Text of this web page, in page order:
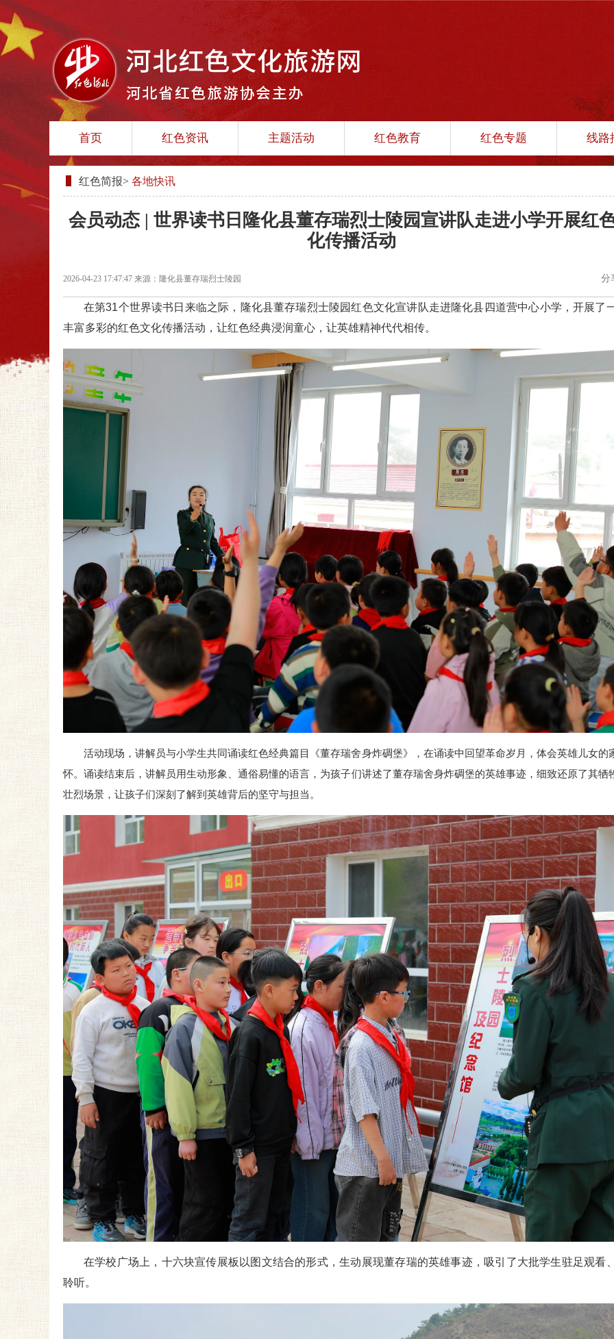
首页 红色资讯 主题活动 红色教育 红色专题 线路
红色简报> 各地快讯
会员动态 | 世界读书日隆化县董存瑞烈士陵园宣讲队走进小学开展红
化传播活动
2026-04-23 17:47:47 来源：隆化县董存瑞烈士陵园 分
在第31个世界读书日来临之际，隆化县董存瑞烈士陵园红色文化宣讲队走进隆化县四道营中心小学，开展了
丰富多彩的红色文化传播活动，让红色经典浸润童心，让英雄精神代代相传。
活动现场，讲解员与小学生共同诵读红色经典篇目《董存瑞舍身炸碉堡》，在诵读中回望革命岁月，体会英雄儿女的
怀。诵读结束后，讲解员用生动形象、通俗易懂的语言，为孩子们讲述了董存瑞舍身炸碉堡的英雄事迹，细致还原了其牺
壮烈场景，让孩子们深刻了解到英雄背后的坚守与担当。
在学校广场上，十六块宣传展板以图文结合的形式，生动展现董存瑞的英雄事迹，吸引了大批学生驻足观看
聆听。